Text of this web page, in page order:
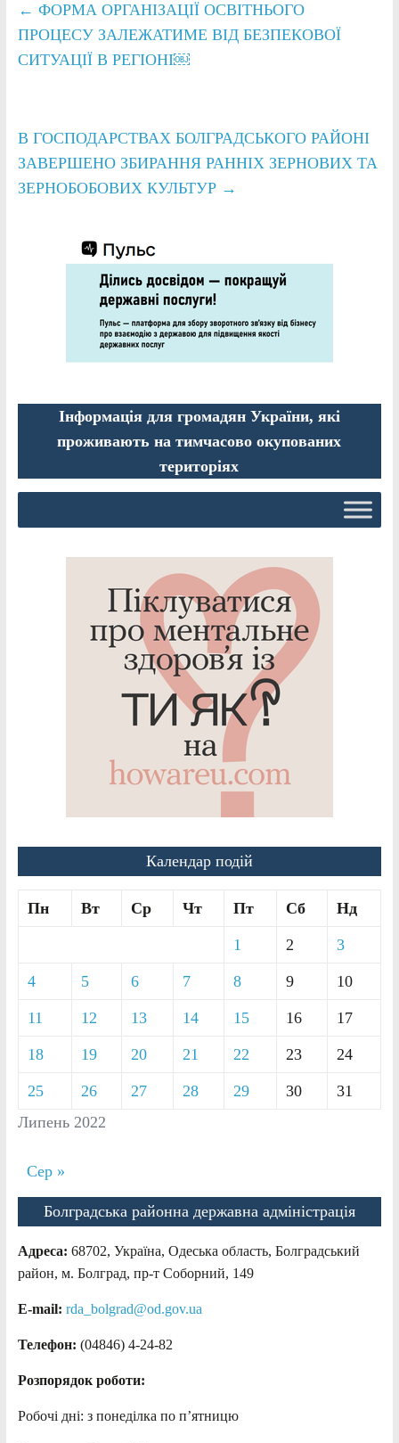
← ФОРМА ОРГАНІЗАЦІЇ ОСВІТНЬОГО
ПРОЦЕСУ ЗАЛЕЖАТИМЕ ВІД БЕЗПЕКОВОЇ
СИТУАЦІЇ В РЕГІОНІ￼
В ГОСПОДАРСТВАХ БОЛГРАДСЬКОГО РАЙОНІ
ЗАВЕРШЕНО ЗБИРАННЯ РАННІХ ЗЕРНОВИХ ТА
ЗЕРНОБОБОВИХ КУЛЬТУР →
Інформація для громадян України, які
проживають на тимчасово окупованих
територіях
Календар подій
Липень 2022
Пн Вт Ср Чт Пт Сб Нд
1 2 3
4 5 6 7 8 9 10
11 12 13 14 15 16 17
18 19 20 21 22 23 24
25 26 27 28 29 30 31
Сер »
Болградська районна державна адміністрація
Адреса: 68702, Україна, Одеська область, Болградський
район, м. Болград, пр-т Соборний, 149
E-mail: rda_bolgrad@od.gov.ua
Телефон: (04846) 4-24-82
Розпорядок роботи:
Робочі дні: з понеділка по п’ятницю